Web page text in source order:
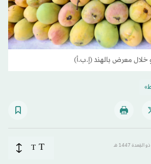
خلال معرض بالهند (إ.ب.أ)
T
T